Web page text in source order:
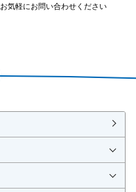
お気軽にお問い合わせください